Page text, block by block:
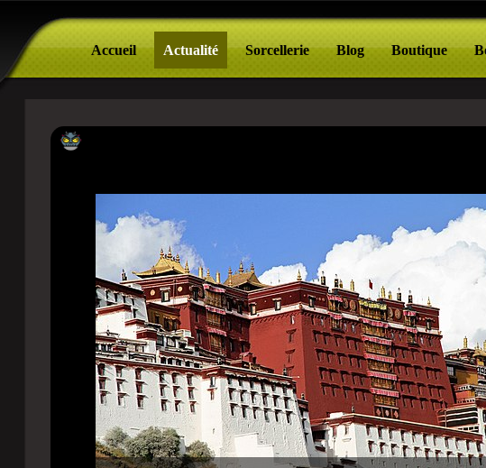
Accueil Actualité Sorcellerie Blog Boutique
Os 10 lugares mais assombrados da China: entre